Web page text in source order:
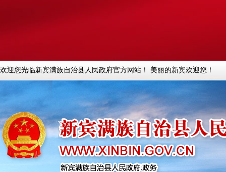
欢迎您光临新宾满族自治县人民政府官方网站！ 美丽的新宾欢迎您！